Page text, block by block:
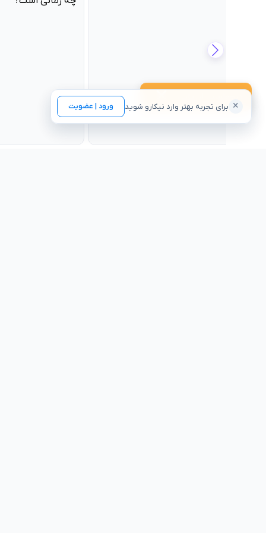
× برای تجربه بهتر وارد نیکارو شوید ورود | عضویت